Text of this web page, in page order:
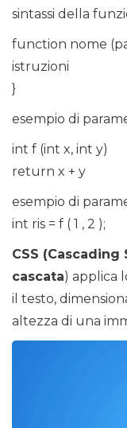
sintassi della
function nome
istruzioni
}
esempio di
int f (int x, int y)
return x + y
esempio di
int ris = f ( 1 , 2 );
CSS
cascata) applica
il testo,
altezza di una